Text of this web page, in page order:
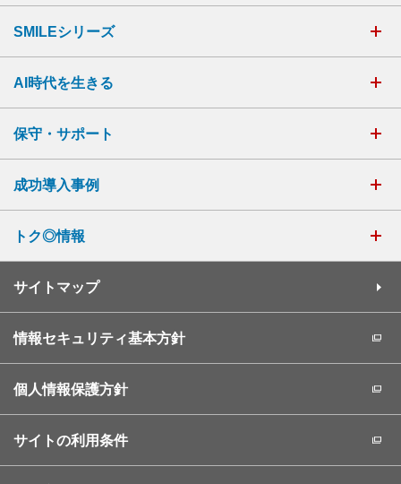
SMILEシリーズ
AI時代を生きる
保守・サポート
成功導入事例
トク◎情報
サイトマップ
情報セキュリティ基本方針
個人情報保護方針
サイトの利用条件